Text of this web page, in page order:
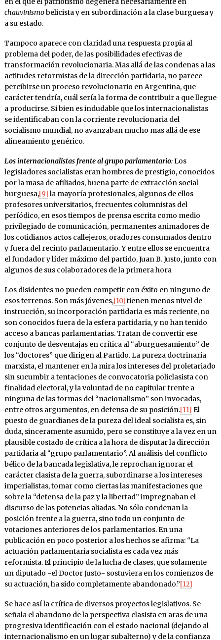
chauvinismobelicista y en subordinación a la clase burguesa y
a su estado.
Tampoco aparece con claridad una respuesta propia al
problema del poder, de las posibilidades efectivas de
transformación revolucionaria. Mas allá de las condenas a las
actitudes reformistas de la dirección partidaria, no parece
percibirse un proceso revolucionario en Argentina, que
carácter tendría, cuál sería la forma de contribuir a que llegue
a producirse. Si bien es indudable que los internacionalistas
se identificaban con la corriente revolucionaria del
socialismo mundial, no avanzaban mucho mas allá de ese
alineamiento genérico.
Los internacionalistas frente al grupo parlamentario:Los
legisladores socialistas eran hombres de prestigio, conocidos
por la masa de afiliados, buena parte de extracción social
burguesa,[9]la mayoría profesionales, algunos de ellos
profesores universitarios, frecuentes columnistas del
períódico, en esos tiempos de prensa escrita como medio
privilegiado de comunicación, permanentes animadores de
los cotidianos actos callejeros, oradores consumados dentro
y fuera del recinto parlamentario. Y entre ellos se encuentra
el fundador y líder máximo del partido, Juan B. Justo, junto con
algunos de sus colaboradores de la primera hora
Los disidentes no pueden competir con éxito en ninguno de
esos terrenos. Son más jóvenes,[10] tienen menos nivel de
instrucción, su incorporación partidaria es más reciente, no
son conocidos fuera de la esfera partidaria, y no han tenido
acceso a bancas parlamentarias. Tratan de convertir ese
conjunto de desventajas en crítica al “aburguesamiento” de
los “doctores” que dirigen al Partido. La pureza doctrinaria
marxista, el mantener en la mira los intereses del proletariado
sin sucumbir a tentaciones de convocatoria policlasista con
finalidad electoral, y la voluntad de no capitular frente a
ninguna de las formas del “nacionalismo” son invocadas,
entre otros argumentos, en defensa de su posición.[11] El
puesto de guardianes de la pureza del ideal socialista es, sin
duda, sinceramente asumido, pero se constituye a la vez en un
plausible costado de crítica a la hora de disputar la dirección
partidaria al “grupo parlamentario”. Al análisis del conflicto
bélico de la bancada legislativa, le reprochan ignorar el
carácter clasista de la guerra, subordinarse a los intereses
imperialistas, tomar como ciertas las manifestaciones que
sobre la “defensa de la paz y la libertad” impregnaban el
discurso de las potencias aliadas. No sólo condenan la
posición frente a la guerra, sino todo un conjunto de
votaciones anteriores de los parlamentarios. En una
publicación en poco posterior a los hechos se afirma: “La
actuación parlamentaria socialista es cada vez más
reformista. El principio de la lucha de clases, que solamente
un diputado -el Doctor Justo- sostuviera en los comienzos de
su actuación, ha sido completamente abandonado.”[12]
Se hace así la crítica de diversos proyectos legislativos. Se
señala el abandono de la perspectiva clasista en aras de una
progresiva identificación con el estado nacional (dejando al
internacionalismo en un lugar subalterno) y de la confianza